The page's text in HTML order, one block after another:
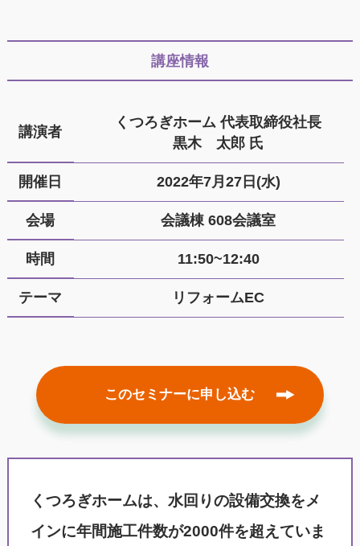
講座情報
講演者
くつろぎホーム 代表取締役社長
黒木 太郎 氏
開催日 2022年7月27日(水)
会場 会議棟 608会議室
時間 11:50~12:40
テーマ リフォームEC
このセミナーに申し込む
くつろぎホームは、水回りの設備交換をメ
インに年間施工件数が2000件を超えていま